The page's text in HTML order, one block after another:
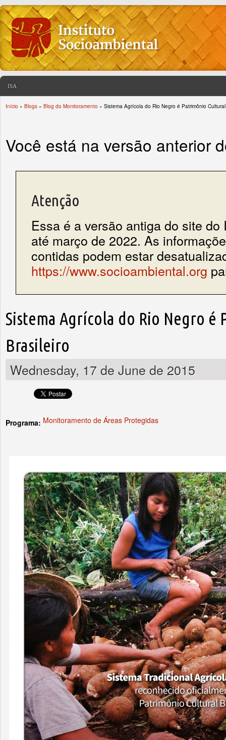
ISA
Início » Blogs » Blog do Monitoramento » Sistema Agrícola do Rio Negro é Patrimônio
Você está na versão anterior
Atenção
Essa é a versão antiga do site do
até março de 2022. As
contidas podem estar
https://www.socioambiental.org
Sistema Agrícola do Rio Negro
Brasileiro
Wednesday, 17 de June de 2015
Programa: Monitoramento de Áreas Protegidas